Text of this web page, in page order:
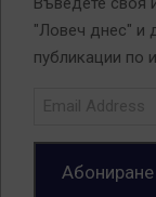
"Ловеч днес" и
публикации по
Абониране